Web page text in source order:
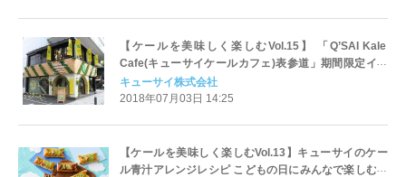
【ケールを美味しく楽しむVol.15】 「Q’SAI Kale
Cafe(キューサイケールカフェ)表参道」期間限定イベ
ントで好評！ケールのアレンジメニュー
キューサイ株式会社
2018年07月03日 14:25
【ケールを美味しく楽しむVol.13】キューサイのケー
ル青汁アレンジレシピ こどもの日にみんなで楽しむパ